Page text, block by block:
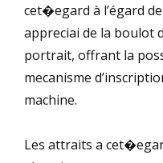
cet�egard à l’égard
appreciai de la boulot
portrait, offrant la
mecanisme
machine.
Les attraits a